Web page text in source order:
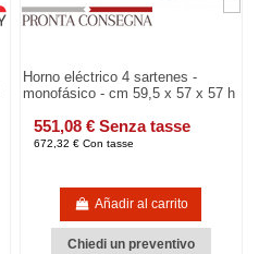
Horno eléctrico 4 sartenes -
monofásico - cm 59,5 x 57 x 57 h
551,08 € Senza tasse
672,32 € Con tasse
Añadir al carrito
Chiedi un preventivo